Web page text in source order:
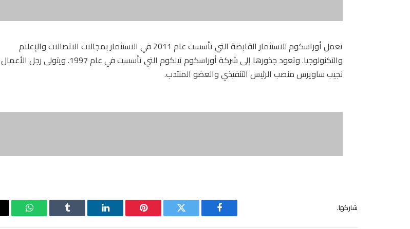
تعمل أوراسكوم للاستثمار القابضة التي تأسست عام 2011 في الاستثمار بمجالات الاتصالات والإعلام
والتكنولوجيا. وتعود جذورها إلى شركة أوراسكوم تيلكوم التي تأسست في عام 1997. ويتولى رجل الأعمال
نجيب ساويرس منصب الرئيس التنفيذي والعضو المنتدب.
شاركها.
فيسبوك تويتر بينتيريستلينكدإن Tumblr واتساب